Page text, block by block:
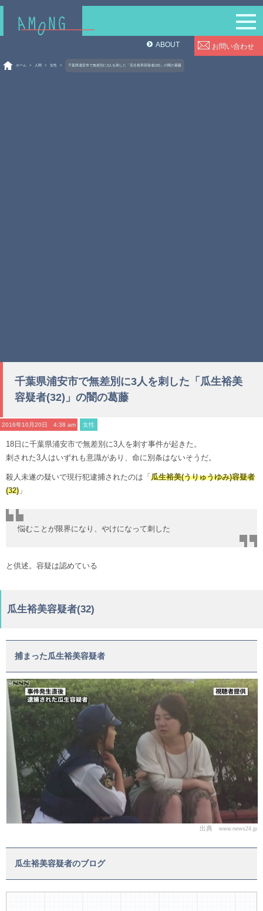
お問い合わせ
ABOUT
ホーム > 人間 > 女性 > 千葉県浦安市で無差別に3人を刺した「瓜生裕美容疑者(32)」の闇の葛藤
千葉県浦安市で無差別に3人を刺した「瓜生裕美
容疑者(32)」の闇の葛藤
2016年10月20日 4:38 am 女性
18日に千葉県浦安市で無差別に3人を刺す事件が起きた。
刺された3人はいずれも意識があり、命に別条はないそうだ。
殺人未遂の疑いで現行犯逮捕されたのは「 瓜生裕美(うりゅうゆみ)容疑者
(32) 」
悩むことが限界になり、やけになって刺した
と供述。容疑は認めている
瓜生裕美容疑者(32)
捕まった瓜生裕美容疑者
出典 www.news24.jp
瓜生裕美容疑者のブログ